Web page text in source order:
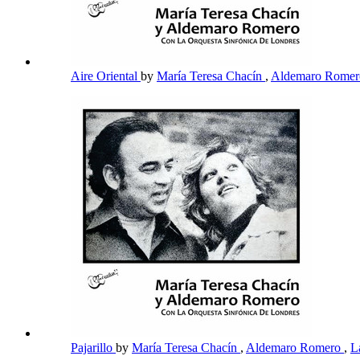
Aire Oriental by María Teresa Chacín , Aldemaro
Pajarillo by María Teresa Chacín , Aldemaro Romero ,